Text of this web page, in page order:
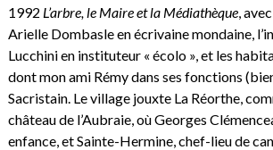
1992 L’arbre, le Maire et la Médiathèque,
Arielle Dombasle en écrivaine mondaine,
Lucchini en instituteur « écolo », et les
dont mon ami Rémy dans ses fonctions
Sacristain. Le village jouxte La Réorthe,
château de l’Aubraie, où Georges
enfance, et Sainte-Hermine, chef-lieu de